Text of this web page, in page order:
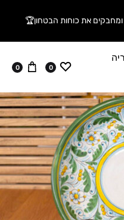
את כוחות הבטחון🏆
ווישליסט
0 עגלה
0